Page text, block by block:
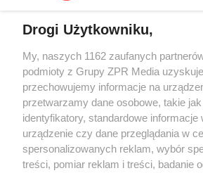
Żaden utwór zamieszczony w serwisie nie może
rozpowszechniany lub dalej rozpowszechniany
tym także elektroniczny lub mechaniczny) na
eksploatacji w jakiejkolwiek formie, włącznie z
Internecie bez pisemnej zgody właściciela
wykorzystanie utworów w całości lub w części z
tzn. bez właściwej zgody, jest zabronione pod
ścigane prawnie.
Drogi Użytkowniku,
My, naszych 1162 zaufanych
podmioty z Grupy ZPR Media
przechowujemy informacje na
przetwarzamy dane osobowe, takie
identyfikatory, standardowe informacje
urządzenie czy dane przeglądania w
spersonalizowanych reklam, wybór
treści, pomiar reklam i treści, badanie